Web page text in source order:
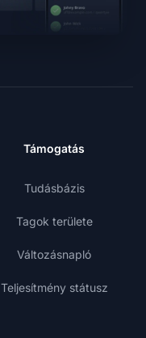
Támogatás
Tudásbázis
Tagok területe
Változásnapló
Teljesítmény státusz